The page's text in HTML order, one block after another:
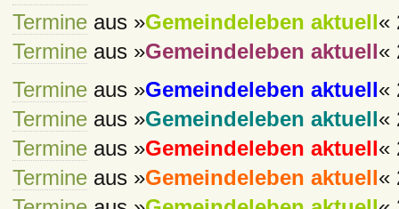
Termineaus »Gemeindeleben aktuell «
Termineaus »Gemeindeleben aktuell «
Termineaus »Gemeindeleben aktuell «
Termineaus »Gemeindeleben aktuell «
Termineaus »Gemeindeleben aktuell «
Termineaus »Gemeindeleben aktuell «